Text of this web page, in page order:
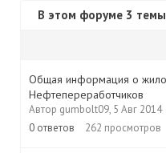
В этом форуме 3 темы
Общая информация о
Нефтепереработчиков
Автор gumbolt09, 5 Авг 2014
0 ответов 262 просмотров